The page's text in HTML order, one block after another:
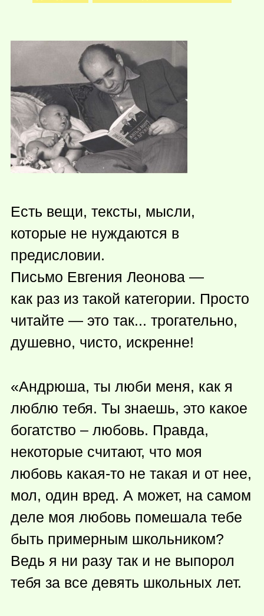
Есть вещи, тексты, мысли,
которые не нуждаются в
предисловии.
Письмо Евгения Леонова —
как раз из такой категории. Просто
читайте — это так... трогательно,
душевно, чисто, искренне!
«Андрюша, ты люби меня, как я
люблю тебя. Ты знаешь, это какое
богатство – любовь. Правда,
некоторые считают, что моя
любовь какая-то не такая и от нее,
мол, один вред. А может, на самом
деле моя любовь помешала тебе
быть примерным школьником?
Ведь я ни разу так и не выпорол
тебя за все девять школьных лет.